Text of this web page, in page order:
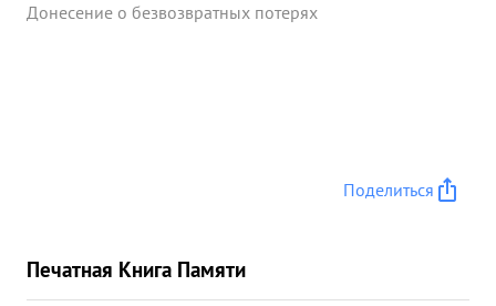
Донесение о безвозвратных потерях
Поделиться
Печатная Книга Памяти